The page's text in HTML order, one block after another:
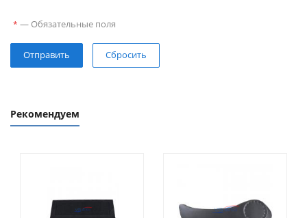
* — Обязательные поля
Сбросить
Рекомендуем